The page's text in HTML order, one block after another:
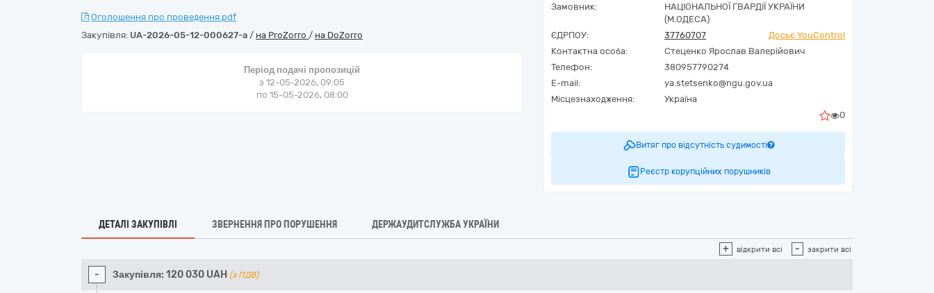
Оголошення про проведення.pdf
Закупівля: UA-2026-05-12-000627-a / на ProZorro / на DoZorro
Період подачі пропозицій
з 12-05-2026, 09:05
по 15-05-2026, 08:00
Замовник:
НАЦІОНАЛЬНОЇ ГВАРДІЇ УКРАЇНИ
(М.ОДЕСА)
ЄДРПОУ:
37760707
Досьє YouControl
Контактна особа:
Стеценко Ярослав Валерійович
Телефон:
380957790274
E-mail:
ya.stetsenko@ngu.gov.ua
Місцезнаходження:
Україна
0
Витяг про відсутність судимості
Реєстр корупційних порушників
ДЕТАЛІ ЗАКУПІВЛІ ЗВЕРНЕННЯ ПРО ПОРУШЕННЯ ДЕРЖАУДИТСЛУЖБА УКРАЇНИ
+ відкрити всі - закрити всі
- Закупівля: 120 030 UAH (з ПДВ)